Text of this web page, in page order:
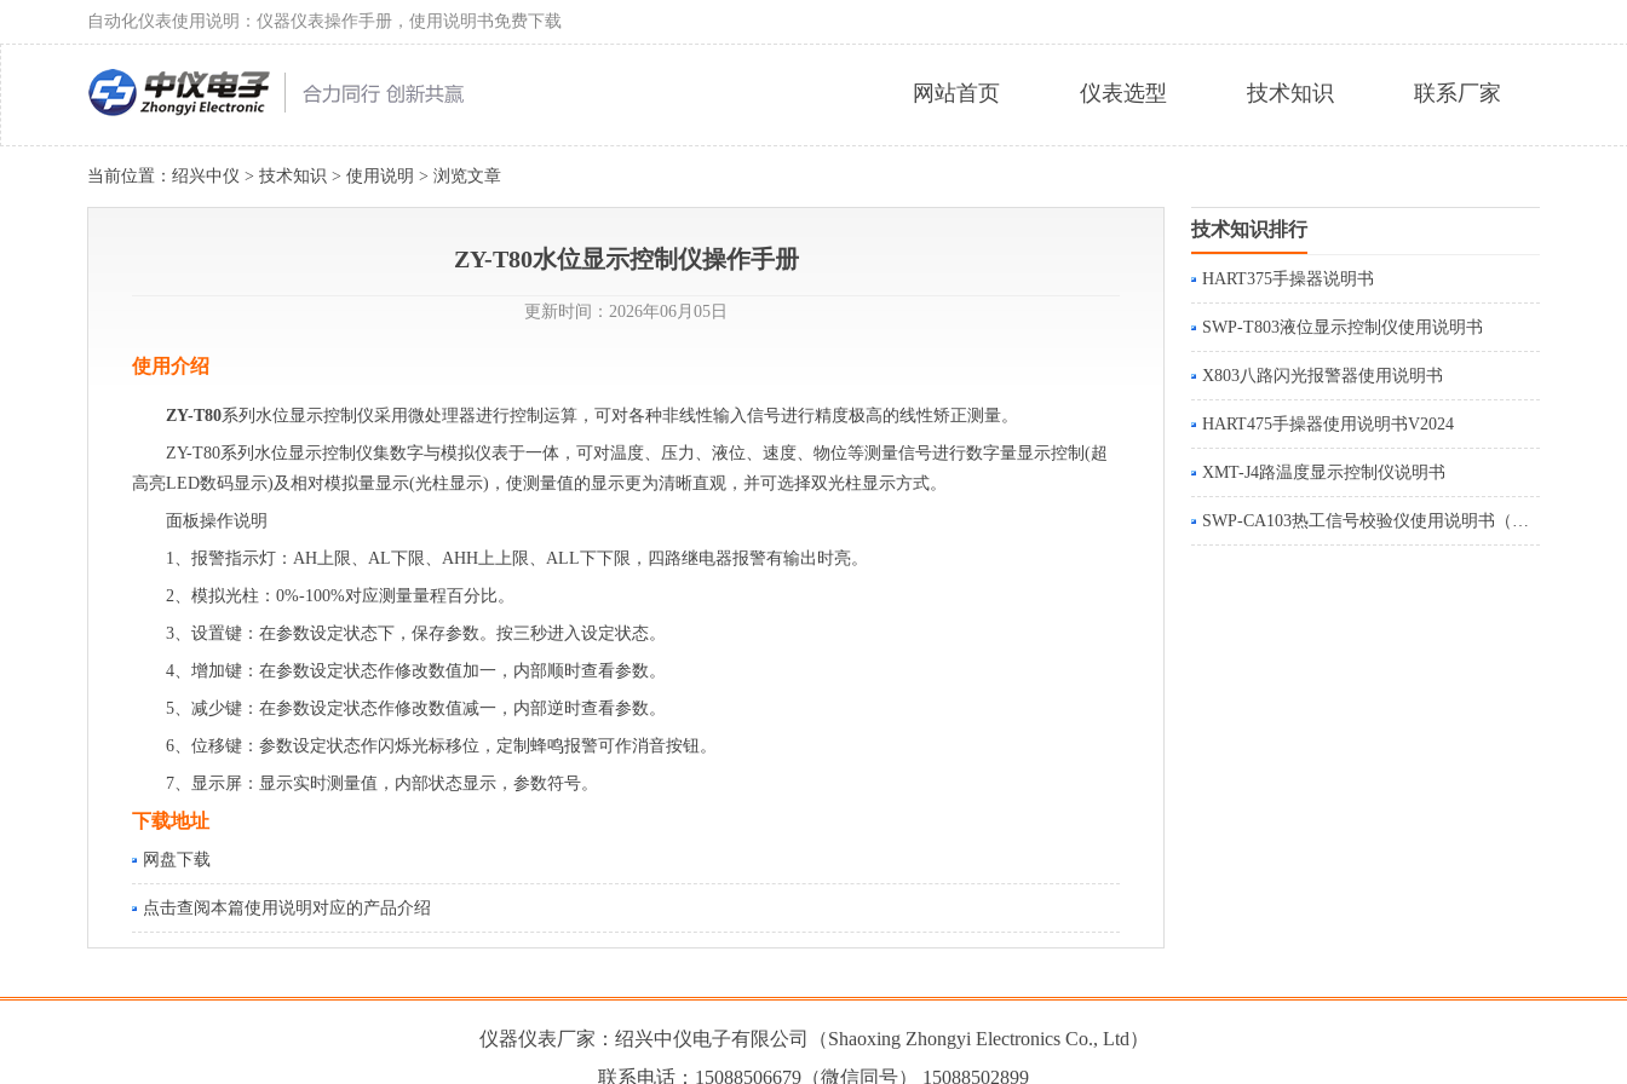
自动化仪表使用说明：仪器仪表操作手册，使用说明书免费下载
网站首页 仪表选型 技术知识 联系厂家
当前位置： 绍兴中仪 > 技术知识 > 使用说明 > 浏览文章
ZY-T80水位显示控制仪操作手册
更新时间：2026年06月05日
使用介绍
ZY-T80系列水位显示控制仪采用微处理器进行控制运算，可对各种非线性输入信号进行精度极高的线性矫正测量。
ZY-T80系列水位显示控制仪集数字与模拟仪表于一体，可对温度、压力、液位、速度、物位等测量信号进行数字量显示控制(超
高亮LED数码显示)及相对模拟量显示(光柱显示)，使测量值的显示更为清晰直观，并可选择双光柱显示方式。
面板操作说明
1、报警指示灯：AH上限、AL下限、AHH上上限、ALL下下限，四路继电器报警有输出时亮。
2、模拟光柱：0%-100%对应测量量程百分比。
3、设置键：在参数设定状态下，保存参数。按三秒进入设定状态。
4、增加键：在参数设定状态作修改数值加一，内部顺时查看参数。
5、减少键：在参数设定状态作修改数值减一，内部逆时查看参数。
6、位移键：参数设定状态作闪烁光标移位，定制蜂鸣报警可作消音按钮。
7、显示屏：显示实时测量值，内部状态显示，参数符号。
下载地址
网盘下载
点击查阅本篇使用说明对应的产品介绍
技术知识排行
HART375手操器说明书
SWP-T803液位显示控制仪使用说明书
X803八路闪光报警器使用说明书
HART475手操器使用说明书V2024
XMT-J4路温度显示控制仪说明书
SWP-CA103热工信号校验仪使用说明书（英文版）
仪器仪表厂家：绍兴中仪电子有限公司（Shaoxing Zhongyi Electronics Co., Ltd）
联系电话：15088506679（微信同号） 15088502899